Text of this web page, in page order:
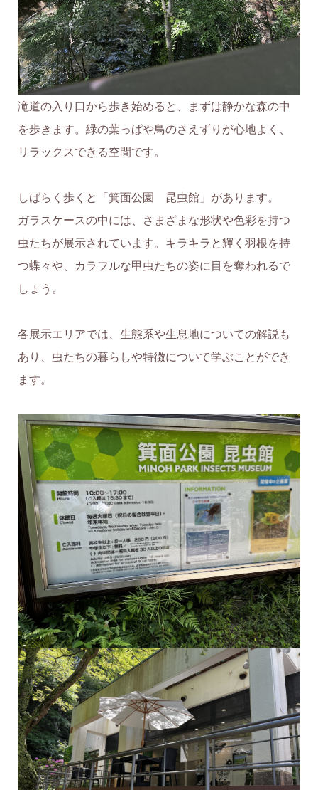
滝道の入り口から歩き始めると、まずは静かな森の中
を歩きます。緑の葉っぱや鳥のさえずりが心地よく、
リラックスできる空間です。
しばらく歩くと「箕面公園 昆虫館」があります。
ガラスケースの中には、さまざまな形状や色彩を持つ
虫たちが展示されています。キラキラと輝く羽根を持
つ蝶々や、カラフルな甲虫たちの姿に目を奪われるで
しょう。
各展示エリアでは、生態系や生息地についての解説も
あり、虫たちの暮らしや特徴について学ぶことができ
ます。